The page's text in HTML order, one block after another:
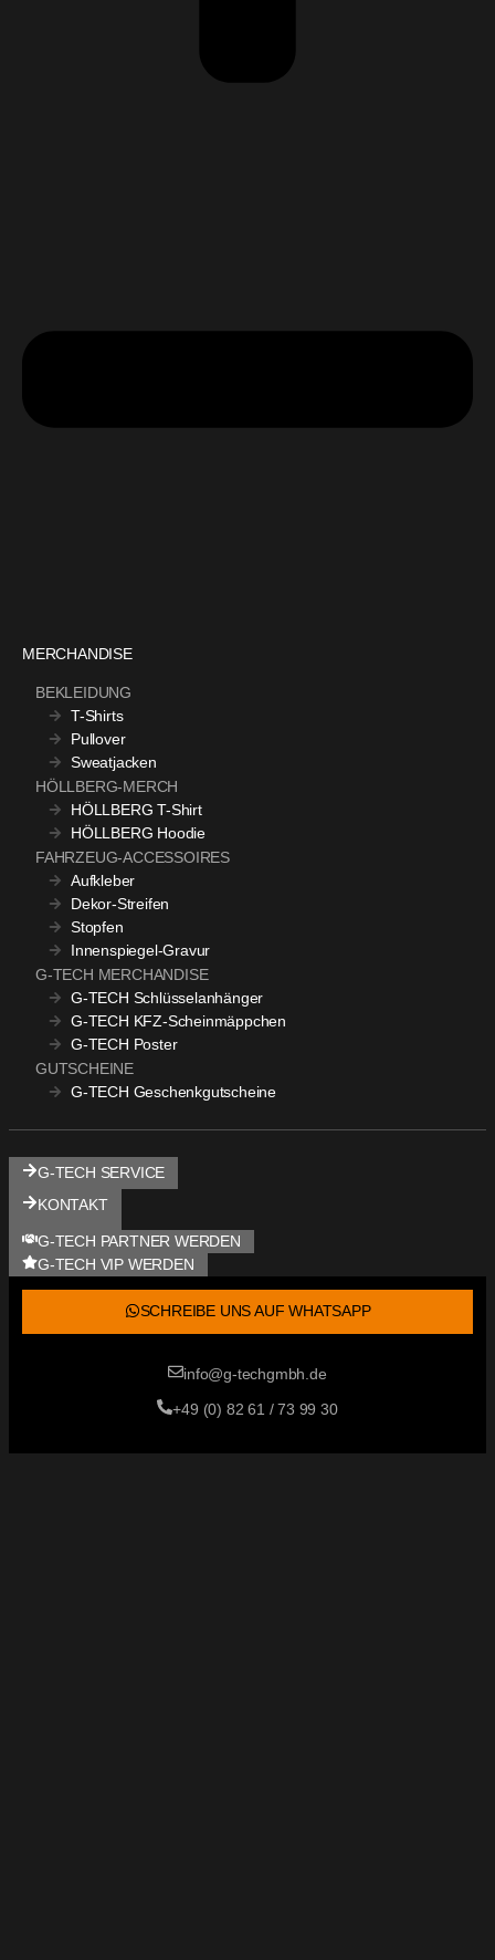
MERCHANDISE
BEKLEIDUNG
T-Shirts
Pullover
Sweatjacken
HÖLLBERG-MERCH
HÖLLBERG T-Shirt
HÖLLBERG Hoodie
FAHRZEUG-ACCESSOIRES
Aufkleber
Dekor-Streifen
Stopfen
Innenspiegel-Gravur
G-TECH MERCHANDISE
G-TECH Schlüsselanhänger
G-TECH KFZ-Scheinmäppchen
G-TECH Poster
GUTSCHEINE
G-TECH Geschenkgutscheine
G-TECH SERVICE
KONTAKT
G-TECH PARTNER WERDEN
G-TECH VIP WERDEN
SCHREIBE UNS AUF WHATSAPP
info@g-techgmbh.de
+49 (0) 82 61 / 73 99 30